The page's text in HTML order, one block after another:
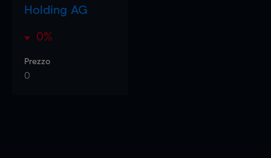
Holding AG
0%
Prezzo
0